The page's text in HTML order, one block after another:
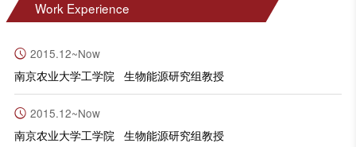
Work Experience
2015.12~Now
南京农业大学工学院 生物能源研究组教授
2015.12~Now
南京农业大学工学院 生物能源研究组教授